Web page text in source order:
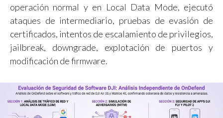
operación normal y en Local Data Mode, ejecutó
ataques de intermediario, pruebas de evasión de
certificados, intentos de escalamiento de privilegios,
jailbreak, downgrade, explotación de puertos y
modificación de firmware.